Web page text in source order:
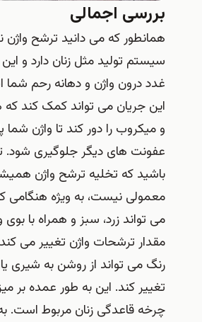
بررسی اجمالی
همانطور که می دانید ترشح
سیستم تولید مثل زنان دارد و
غدد درون واژن و دهانه رحم شما
این جریان می تواند کمک کند
و میکروب را دور کند تا واژن شما
عفونت های دیگر جلوگیری شود.
باشید که تخلیه ترشح واژن
معمولی نیست، به ویژه هنگامی
می تواند زرد، سبز و همراه با
مقدار ترشحات واژن تغییر می کند
رنگ می تواند از روشن به شیری
تغییر کند. این به طور عمده بر
چرخه قاعدگی زنان مربوط است.